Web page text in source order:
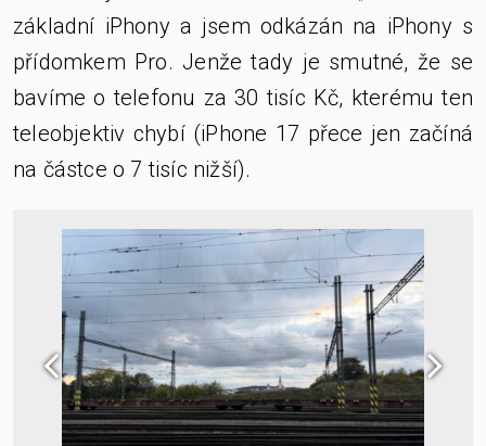
základní iPhony a jsem odkázán na iPhony s
přídomkem Pro. Jenže tady je smutné, že se
bavíme o telefonu za 30 tisíc Kč, kterému ten
teleobjektiv chybí (iPhone 17 přece jen začíná
na částce o 7 tisíc nižší).